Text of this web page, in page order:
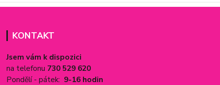
KONTAKT
Jsem vám k dispozici
na telefonu 730 529 620
Pondělí - pátek: 9-16 hodin